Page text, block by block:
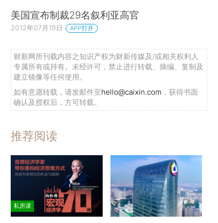
美国宣布制裁29名叙利亚高官
2012年07月19日 APP打开
财新网所刊载内容之知识产权为财新传媒及/或相关权利人
专属所有或持有。未经许可，禁止进行转载、摘编、复制及
建立镜像等任何使用。
如有意愿转载，请发邮件至hello@caixin.com ，获得书面
确认及授权后，方可转载。
推荐阅读
私房课